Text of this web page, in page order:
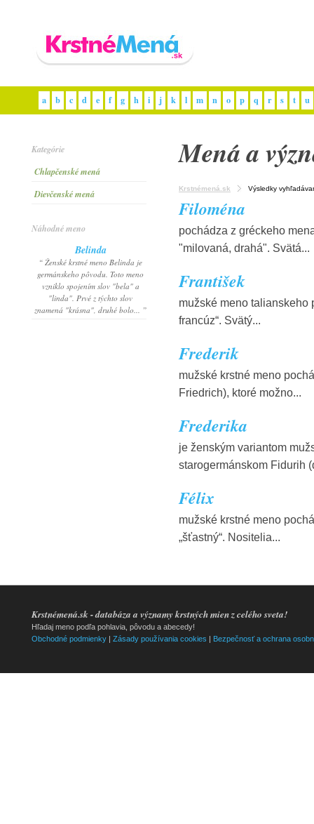
a b c d e f g h i j k l m n o p q r s t u
Kategórie
Chlapčenské mená
Dievčenské mená
Náhodné meno
Belinda
“ Ženské krstné meno Belinda je
germánskeho pôvodu. Toto meno
vzniklo spojením slov "bela" a
"linda". Prvé z týchto slov
znamená "krásna", druhé bolo... ”
Mená a
Krstnémená.sk Výsledky
Filoména
pochádza z gréckeho
"milovaná, drahá". Svätá...
František
mužské meno talianskeho
francúz“. Svätý...
Frederik
mužské krstné meno
Friedrich), ktoré možno...
Frederika
je ženským variantom
starogermánskom Fidurih
Félix
mužské krstné meno
„šťastný“. Nositelia...
Krstnémená.sk - databáza a významy krstných mien z celého sveta!
Hľadaj meno podľa pohlavia, pôvodu a abecedy!
Obchodné podmienky
Zásady používania cookies Bezpečnosť a ochrana